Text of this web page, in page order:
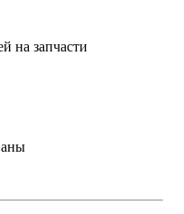
на запчасти